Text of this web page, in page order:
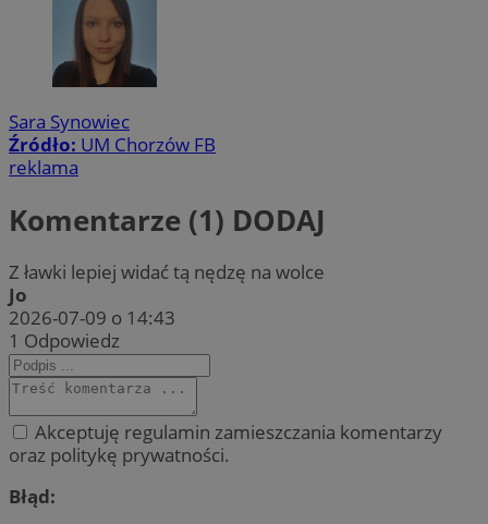
Sara Synowiec
Źródło: UM Chorzów FB
reklama
Komentarze (1) DODAJ
Z ławki lepiej widać tą nędzę na wolce
Jo
2026-07-09 o 14:43
1 Odpowiedz
Akceptuję regulamin zamieszczania komentarzy
oraz politykę prywatności.
Błąd: